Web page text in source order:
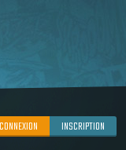
CONNEXION INSCRIPTION